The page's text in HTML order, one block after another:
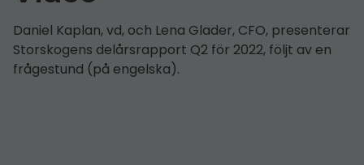
Daniel Kaplan, vd, och Lena Glader, CFO, presenterar
Storskogens delårs­rapport Q2 för 2022, följt av en
frågestund (på engelska).